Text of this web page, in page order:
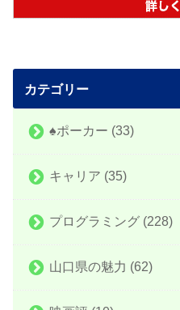
カテゴリー
♠️ポーカー (33)
キャリア (35)
プログラミング (228)
山口県の魅力 (62)